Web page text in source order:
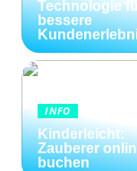
Technologie
bessere
INFO
Kinderleicht:
Zauberer
buchen